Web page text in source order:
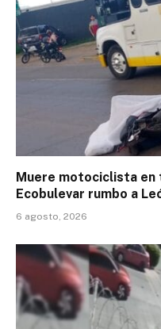
Muere motociclista
Ecobulevar rumbo a
6 agosto, 2026